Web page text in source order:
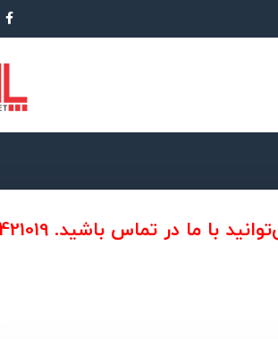
در تماس باشید. 02128421019